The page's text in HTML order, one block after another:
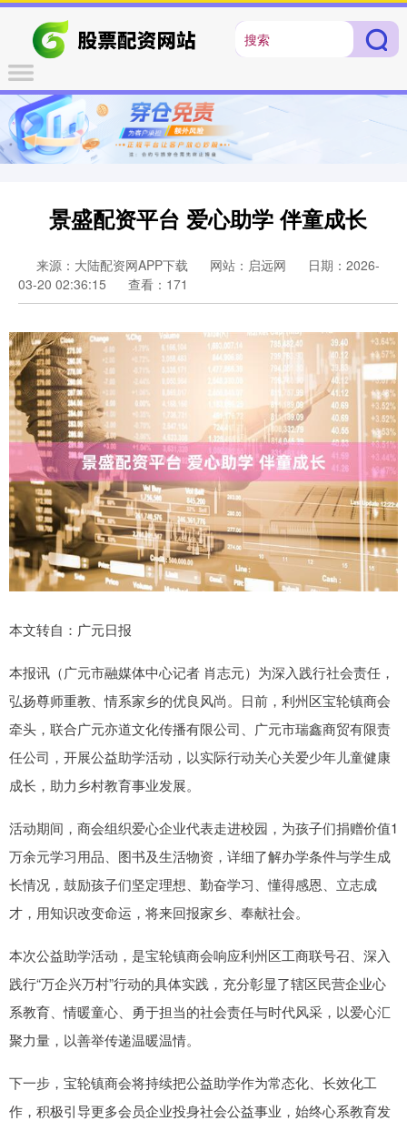
景盛配资平台 爱心助学 伴童成长
来源：大陆配资网APP下载 网站：启远网
日期：2026-
03-20 02:36:15
查看：171
本文转自：广元日报
本报讯（广元市融媒体中心记者 肖志元）为深入践行社会责任，
弘扬尊师重教、情系家乡的优良风尚。日前，利州区宝轮镇商会
牵头，联合广元亦道文化传播有限公司、广元市瑞鑫商贸有限责
任公司，开展公益助学活动，以实际行动关心关爱少年儿童健康
成长，助力乡村教育事业发展。
活动期间，商会组织爱心企业代表走进校园，为孩子们捐赠价值1
万余元学习用品、图书及生活物资，详细了解办学条件与学生成
长情况，鼓励孩子们坚定理想、勤奋学习、懂得感恩、立志成
才，用知识改变命运，将来回报家乡、奉献社会。
本次公益助学活动，是宝轮镇商会响应利州区工商联号召、深入
践行“万企兴万村”行动的具体实践，充分彰显了辖区民营企业心
系教育、情暖童心、勇于担当的社会责任与时代风采，以爱心汇
聚力量，以善举传递温暖温情。
下一步，宝轮镇商会将持续把公益助学作为常态化、长效化工
作，积极引导更多会员企业投身社会公益事业，始终心系教育发